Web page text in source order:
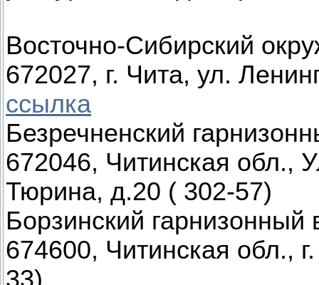
Восточно-Сибирский
672027, г. Чита, ул.
ссылка
Безречненский
672046, Читинская обл.,
Тюрина, д.20 ( 302-57)
Борзинский гарнизонный
674600, Читинская обл.,